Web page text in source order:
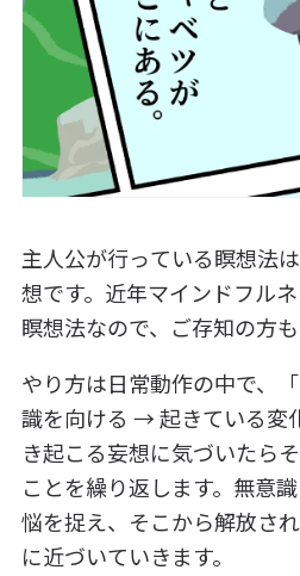
主人公が行っている瞑想法
想です。近年マインドフル
瞑想法なので、ご存知の方も
やり方は日常動作の中で、
識を向ける → 起きている変
き起こる妄想に気づいたら
ことを繰り返します。無意
悩を捉え、そこから解放さ
に近づいていきます。